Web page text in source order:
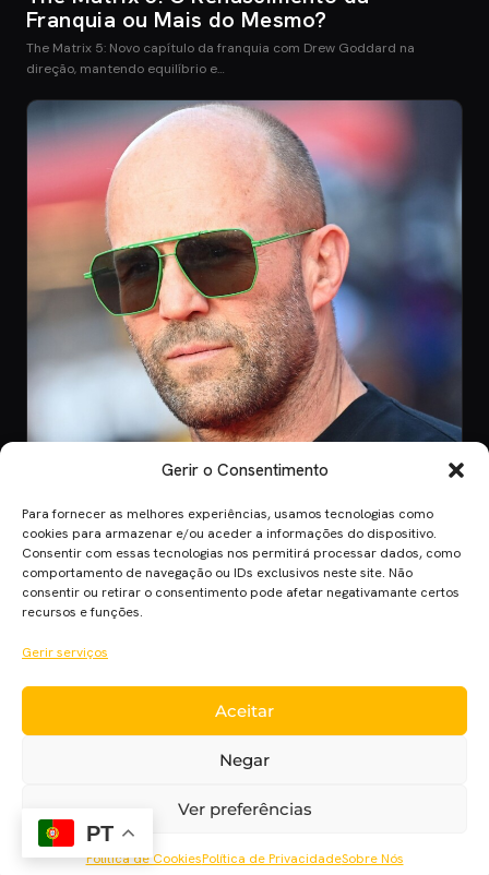
Gerir o Consentimento
Para fornecer as melhores experiências, usamos tecnologias como
cookies para armazenar e/ou aceder a informações do dispositivo.
Consentir com essas tecnologias nos permitirá processar dados, como
comportamento de navegação ou IDs exclusivos neste site. Não
consentir ou retirar o consentimento pode afetar negativamante certos
recursos e funções.
Gerir serviços
Aceitar
Negar
Ver preferências
Política de CookiesPolítica de PrivacidadeSobre Nós
Franquia ou Mais do Mesmo?
The Matrix 5: Novo capítulo da franquia com Drew Goddard na
direção, mantendo equilíbrio e…
CINEMA
8 Jul 2026
Mutiny: O Novo Thriller de Ação de Jason
Statham em 2026
quando o filme chega aos cinem…
Sobre
PT